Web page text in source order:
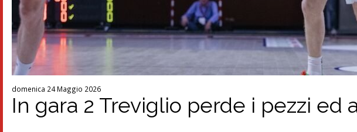
domenica 24 Maggio 2026
In gara 2 Treviglio perde i pezzi ed